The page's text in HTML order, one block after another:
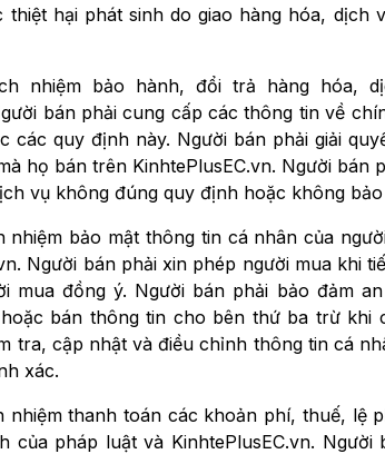
thiệt hại phát sinh do giao hàng hóa,
nhiệm bảo hành, đổi trả hàng hóa,
bán phải cung cấp các thông tin về
các quy định này. Người bán phải giải
họ bán trên KinhtePlusEC.vn. Người
vụ không đúng quy định hoặc không
nhiệm bảo mật thông tin cá nhân của
Người bán phải xin phép người mua khi
mua đồng ý. Người bán phải bảo đảm
bán thông tin cho bên thứ ba trừ
tra, cập nhật và điều chỉnh thông tin cá
xác.
nhiệm thanh toán các khoản phí, thuế, lệ
của pháp luật và KinhtePlusEC.vn.